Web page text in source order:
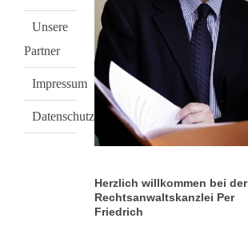
Unsere
Partner
Impressum
Datenschutzerklärung
Herzlich willkommen bei der
Rechtsanwaltskanzlei Per
Friedrich